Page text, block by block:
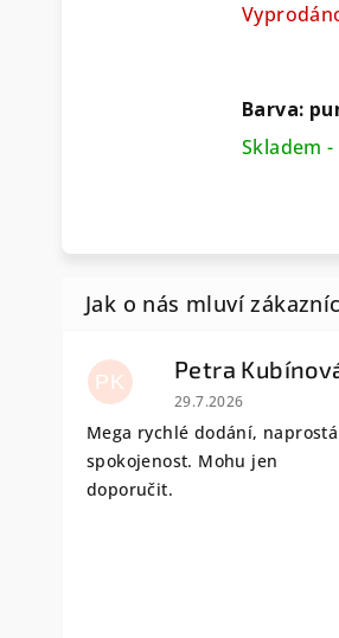
Barva:
Skladem
PK Petra
Hodnocení
29.7.2026
Mega rychlé dodání, naprostá
spokojenost. Mohu jen
doporučit.